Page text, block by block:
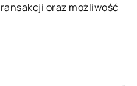
oraz możliwość